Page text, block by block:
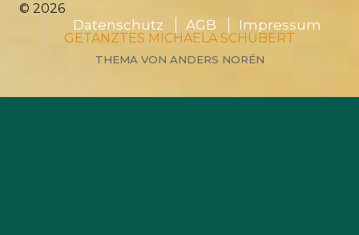
Datenschutz AGB Impressum
© 2026
GETANZTES MICHAELA SCHUBERT
THEMA VON ANDERS NORÉN